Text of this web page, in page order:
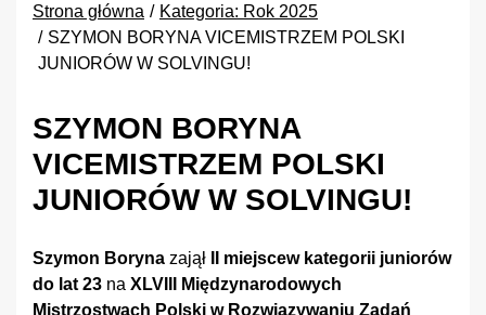
Strona główna
Kategoria: Rok 2025
SZYMON BORYNA VICEMISTRZEM POLSKI
JUNIORÓW W SOLVINGU!
SZYMON BORYNA
VICEMISTRZEM POLSKI
JUNIORÓW W SOLVINGU!
Szymon Boryna zajął II miejscew kategorii juniorów
do lat 23 na XLVIII Międzynarodowych
Mistrzostwach Polski w Rozwiązywaniu Zadań